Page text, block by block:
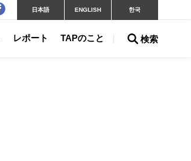
レポート TAPのこと 検索
日本語 ENGLISH 한국